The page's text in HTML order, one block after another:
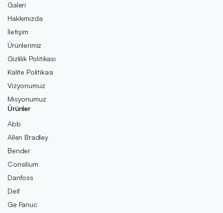
Galeri
Hakkımızda
İletişim
Ürünlerimiz
Gizlilik Politikası
Kalite Politikası
Vizyonumuz
Misyonumuz
Ürünler
Abb
Allen Bradley
Bender
Consilium
Danfoss
Deif
Ge Fanuc